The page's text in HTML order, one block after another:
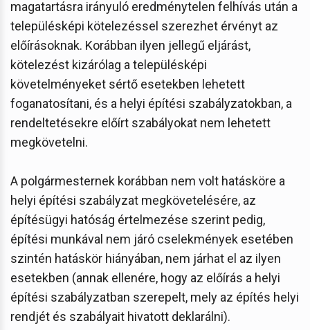
magatartásra irányuló eredménytelen felhívás után a
településképi kötelezéssel szerezhet érvényt az
előírásoknak. Korábban ilyen jellegű eljárást,
kötelezést kizárólag a településképi
követelményeket sértő esetekben lehetett
foganatosítani, és a helyi építési szabályzatokban, a
rendeltetésekre előírt szabályokat nem lehetett
megkövetelni.
A polgármesternek korábban nem volt hatásköre a
helyi építési szabályzat megkövetelésére, az
építésügyi hatóság értelmezése szerint pedig,
építési munkával nem járó cselekmények esetében
szintén hatáskör hiányában, nem járhat el az ilyen
esetekben (annak ellenére, hogy az előírás a helyi
építési szabályzatban szerepelt, mely az építés helyi
rendjét és szabályait hivatott deklarálni).